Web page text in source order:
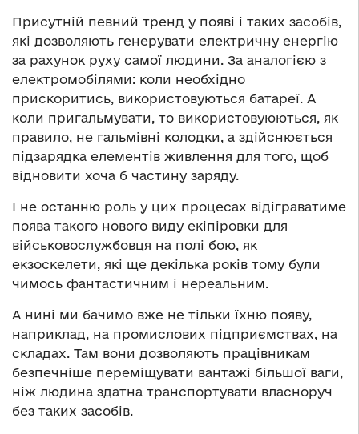
Присутній певний тренд у появі і таких засобів,
які дозволяють генерувати електричну енергію
за рахунок руху самої людини. За аналогією з
електромобілями: коли необхідно
прискоритись, використовуються батареї. А
коли пригальмувати, то використовуюються, як
правило, не гальмівні колодки, а здійснюється
підзарядка елементів живлення для того, щоб
відновити хоча б частину заряду.
І не останню роль у цих процесах відіграватиме
поява такого нового виду екіпіровки для
військовослужбовця на полі бою, як
екзоскелети, які ще декілька років тому були
чимось фантастичним і нереальним.
А нині ми бачимо вже не тільки їхню появу,
наприклад, на промислових підприємствах, на
складах. Там вони дозволяють працівникам
безпечніше переміщувати вантажі більшої ваги,
ніж людина здатна транспортувати власноруч
без таких засобів.